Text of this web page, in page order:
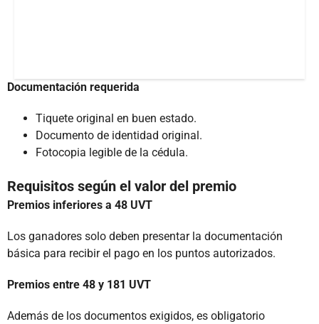
Documentación requerida
Tiquete original en buen estado.
Documento de identidad original.
Fotocopia legible de la cédula.
Requisitos según el valor del premio
Premios inferiores a 48 UVT
Los ganadores solo deben presentar la documentación
básica para recibir el pago en los puntos autorizados.
Premios entre 48 y 181 UVT
Además de los documentos exigidos, es obligatorio